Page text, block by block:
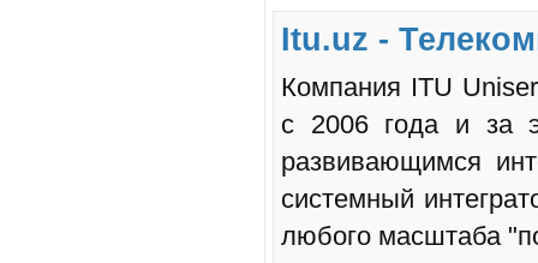
Itu.uz -
Компания ITU
с 2006 года и за
развивающимся
системный
любого масштаба